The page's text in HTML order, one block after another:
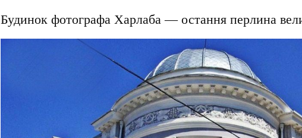
Будинок фотографа Харлаба — остання перлина